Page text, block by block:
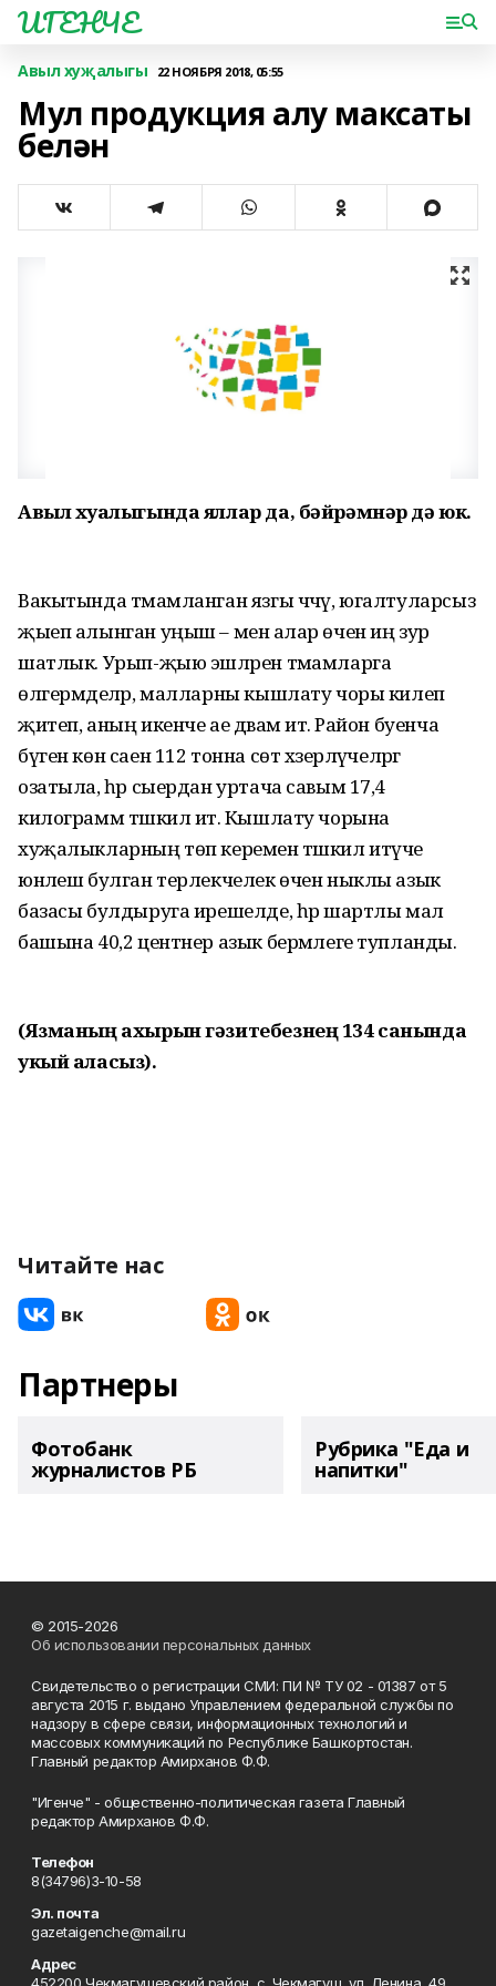
ИГЕНЧЕ
Авыл хуҗалыгы 22 НОЯБРЯ 2018, 05:55
Мул продукция алу максаты
белән
Авыл хуҗалыгында яллар да, бәйрәмнәр дә юк.
Вакытында тәмамланган язгы чәчү, югалтуларсыз
җыеп алынган уңыш – менә алар өчен иң зур
шатлык. Урып-җыю эшләрен тәмамларга
өлгермәделәр, малларны кышлату чоры килеп
җитеп, аның икенче ае дәвам итә. Район буенча
бүген көн саен 112 тонна сөт хәзерләүчеләргә
озатыла, һәр сыердан уртача савым 17,4
килограмм тәшкил итә. Кышлату чорына
хуҗалыкларның төп керемен тәшкил итүче
юнәлеш булган терлекчелек өчен ныклы азык
базасы булдыруга ирешелде, һәр шартлы мал
башына 40,2 центнер азык берәмлеге тупланды.
(Язманың ахырын гәзитебезнең 134 санында
укый аласыз).
Читайте нас
Партнеры
Фотобанк
журналистов РБ
Рубрика "Еда и
напитки"
© 2015-2026
Об использовании персональных данных
Свидетельство о регистрации СМИ: ПИ № ТУ 02 - 01387 от 5
августа 2015 г. выдано Управлением федеральной службы по
надзору в сфере связи, информационных технологий и
массовых коммуникаций по Республике Башкортостан.
Главный редактор Амирханов Ф.Ф.
"Игенче" - общественно-политическая газета Главный
редактор Амирханов Ф.Ф.
Телефон
8(34796)3-10-58
Эл. почта
gazetaigenche@mail.ru
Адрес